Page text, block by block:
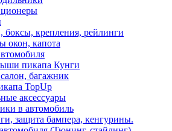
боксы, крепления, рейлинги
окон, капота
пикапа Кунги
багажник
TopUp
аксессуары
в автомобиль
защита бампера, кенгурины.